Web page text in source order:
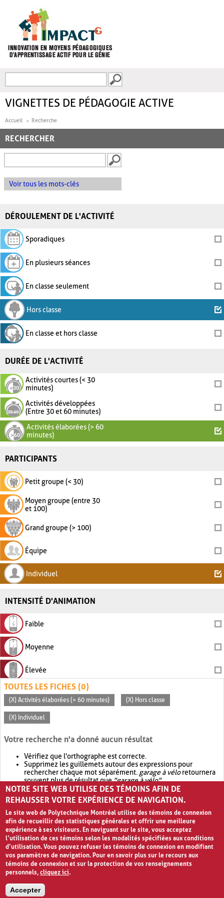
FORMULAIRE DE
VIGNETTES DE PÉDAGOGIE ACTIVE
Accueil Recherche
RECHERCHER
Voir tous les mots-clés
DÉROULEMENT DE L'ACTIVITÉ
Sporadiques
En plusieurs séances
En classe seulement
Hors classe
En classe et hors classe
DURÉE DE L'ACTIVITÉ
Activités courtes (< 30
minutes)
Activités développées
(Entre 30 et 60 minutes)
Activités élaborées (> 60
minutes)
PARTICIPANTS
Petit groupe (< 30)
Moyen groupe (entre 30
et 100)
Grand groupe (> 100)
Équipe
Individuel
INTENSITÉ D'ANIMATION
Faible
Moyenne
Élevée
TOUTES LES FICHES (0)
(X) Activités élaborées (> 60 minutes) (X) Hors classe
(X) Individuel
Votre recherche n'a donné aucun résultat
Vérifiez que l'orthographe est correcte.
Supprimez les guillemets autour des expressions pour
rechercher chaque mot séparément. garage à véloretournera
souvent plus de résultat que"garage à vélo".
Envisagez d'élargir votre recherche avec OR.garage OR vélo
retournera souvent plus de résultat quegarage à vélo
NOTRE SITE WEB UTILISE DES TÉMOINS AFIN DE
REHAUSSER VOTRE EXPÉRIENCE DE NAVIGATION.
Le site web de Polytechnique Montréal utilise des témoins de connexion
afin de recueillir des statistiques générales et offrir une meilleure
expérience à ses visiteurs. En naviguant sur le site, vous acceptez
l’utilisation de ces témoins selon les modalités spécifiées aux conditions
d’utilisation. Vous pouvez refuser les témoins de connexion en modifiant
vos paramètres de navigation. Pour en savoir plus sur le recours aux
témoins de connexion et sur la protection de vos renseignements
personnels,cliquez ici.
Accepter